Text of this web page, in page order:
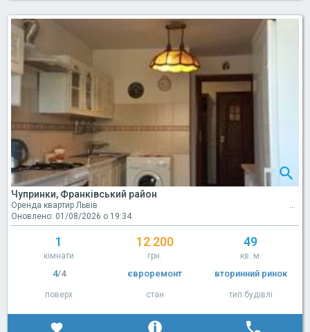
Чупринки, Франківський район
Оренда квартир Львів
Оновлено: 01/08/2026 о 19:34
1
кімнати
12 200
грн.
49
кв. м.
4/4
поверх
євроремонт
стан
вторинний ринок
тип будівлі